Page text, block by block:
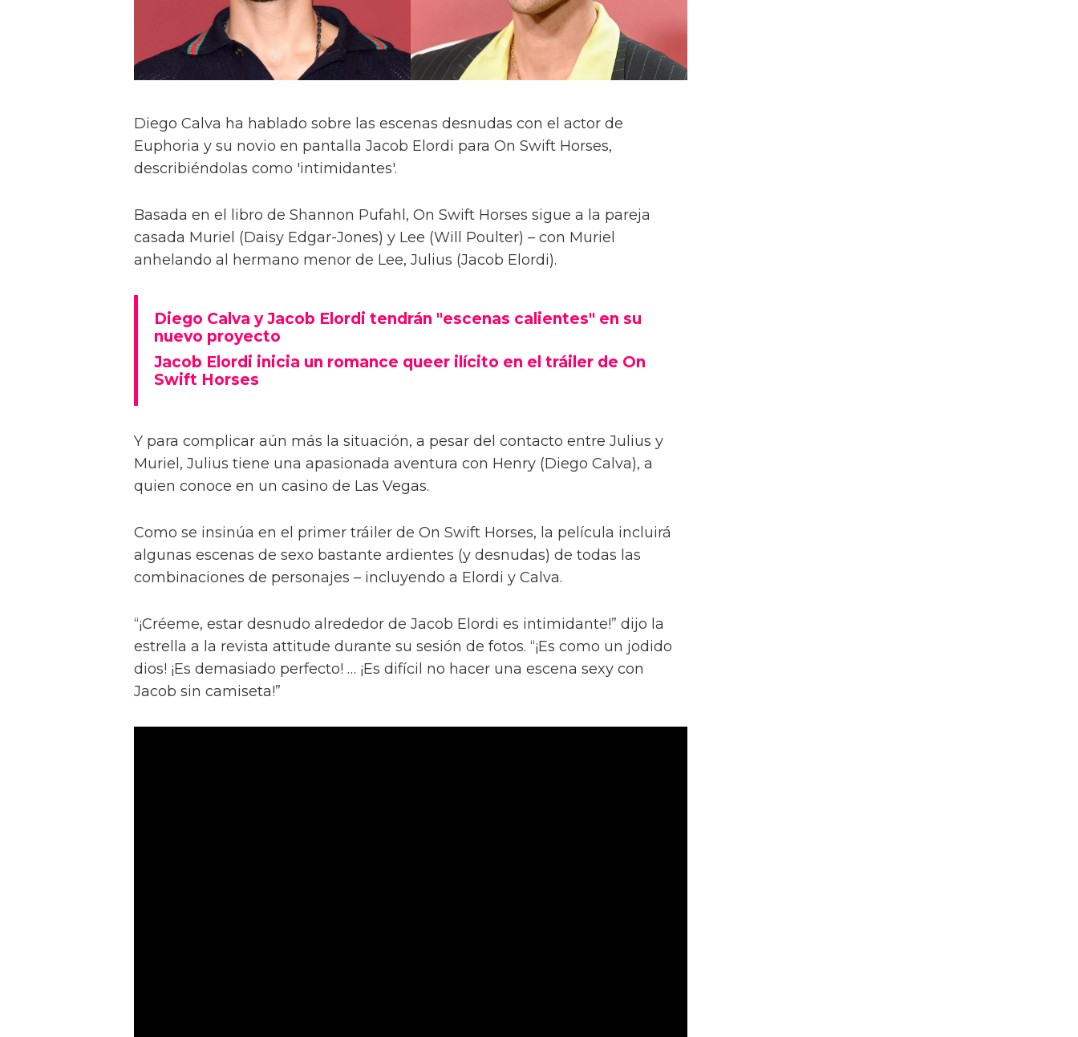
Diego Calva ha hablado sobre las escenas desnudas con el actor de
Euphoria y su novio en pantalla Jacob Elordi para On Swift Horses,
describiéndolas como 'intimidantes'.
Basada en el libro de Shannon Pufahl, On Swift Horses sigue a la pareja
casada Muriel (Daisy Edgar-Jones) y Lee (Will Poulter) – con Muriel
anhelando al hermano menor de Lee, Julius (Jacob Elordi).
Diego Calva y Jacob Elordi tendrán "escenas calientes" en su
nuevo proyecto
Jacob Elordi inicia un romance queer ilícito en el tráiler de On
Swift Horses
Y para complicar aún más la situación, a pesar del contacto entre Julius y
Muriel, Julius tiene una apasionada aventura con Henry (Diego Calva), a
quien conoce en un casino de Las Vegas.
Como se insinúa en el primer tráiler de On Swift Horses, la película incluirá
algunas escenas de sexo bastante ardientes (y desnudas) de todas las
combinaciones de personajes – incluyendo a Elordi y Calva.
“¡Créeme, estar desnudo alrededor de Jacob Elordi es intimidante!” dijo la
estrella a la revista attitude durante su sesión de fotos. “¡Es como un jodido
dios! ¡Es demasiado perfecto! … ¡Es difícil no hacer una escena sexy con
Jacob sin camiseta!”